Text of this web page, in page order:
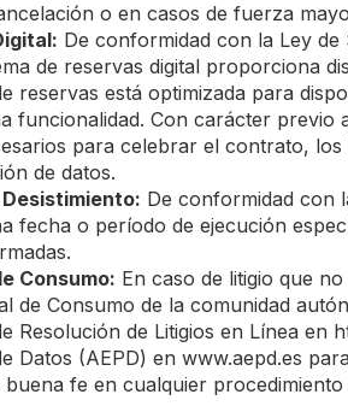
o en casos de fuerza
De conformidad con la Ley
de reservas digital proporciona
reservas está optimizada para
funcionalidad. Con carácter
para celebrar el contrato,
de datos.
De conformidad con
fecha o período de ejecución
Consumo: En caso de litigio que
de Consumo de la comunidad
Resolución de Litigios en Línea en
Datos (AEPD) en www.aepd.es
fe en cualquier